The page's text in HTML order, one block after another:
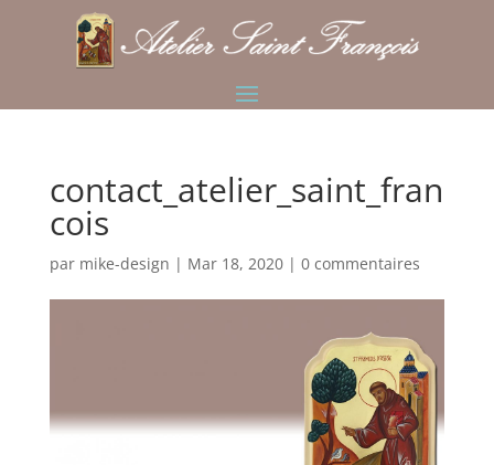
contact_atelier_saint_fran
cois
par mike-design | Mar 18, 2020| 0 commentaires